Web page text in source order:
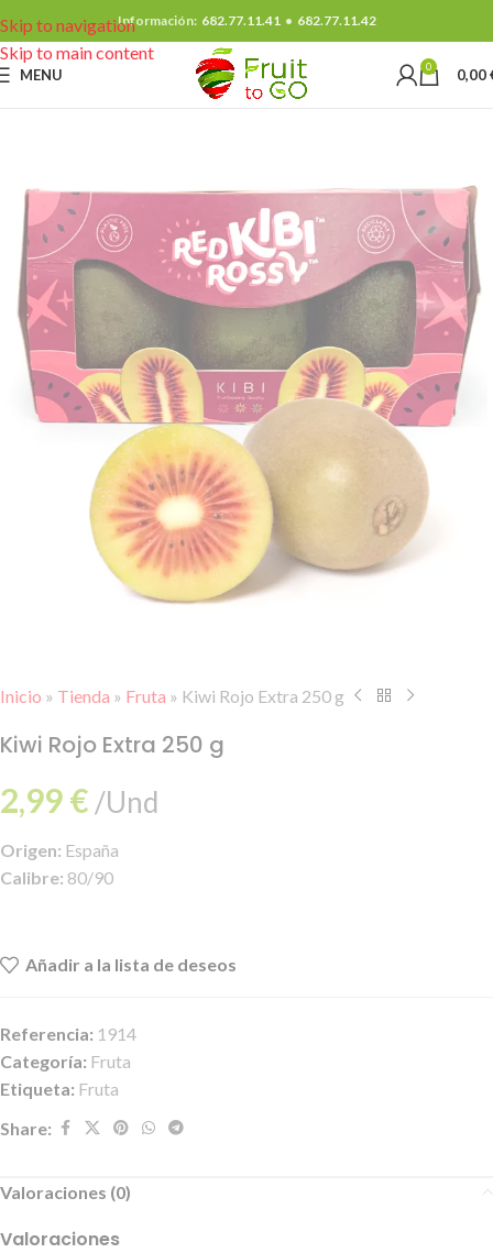
Skip to navigation
Skip to main content
Información: 682.77.11.41• 682.77.11.42
MENU 0 0,00
Inicio » Tienda » Fruta » Kiwi Rojo Extra 250 g
Kiwi Rojo Extra 250 g
2,99€ /Und
Origen: España
Calibre: 80/90
Añadir a la lista de deseos
Referencia: 1914
Categoría: Fruta
Etiqueta: Fruta
Share:
Valoraciones (0)
Valoraciones